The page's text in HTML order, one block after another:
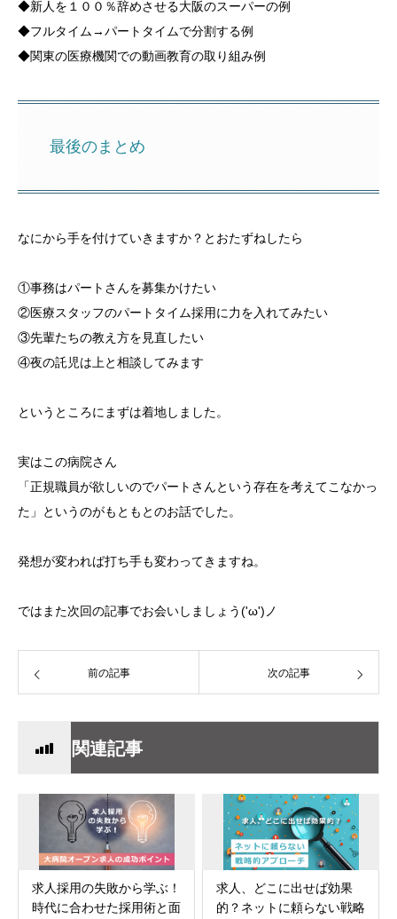
◆新人を１００％辞めさせる大阪のスーパーの例
◆フルタイム→パートタイムで分割する例
◆関東の医療機関での動画教育の取り組み例
最後のまとめ
なにから手を付けていきますか？とおたずねしたら
①事務はパートさんを募集かけたい
②医療スタッフのパートタイム採用に力を入れてみたい
③先輩たちの教え方を見直したい
④夜の託児は上と相談してみます
というところにまずは着地しました。
実はこの病院さん
「正規職員が欲しいのでパートさんという存在を考えてこなかっ
た」というのがもともとのお話でした。
発想が変われば打ち手も変わってきますね。
ではまた次回の記事でお会いしましょう('ω')ノ
前の記事 次の記事
関連記事
求人採用の失敗から学ぶ！
時代に合わせた採用術と面
求人、どこに出せば効果
的？ネットに頼らない戦略